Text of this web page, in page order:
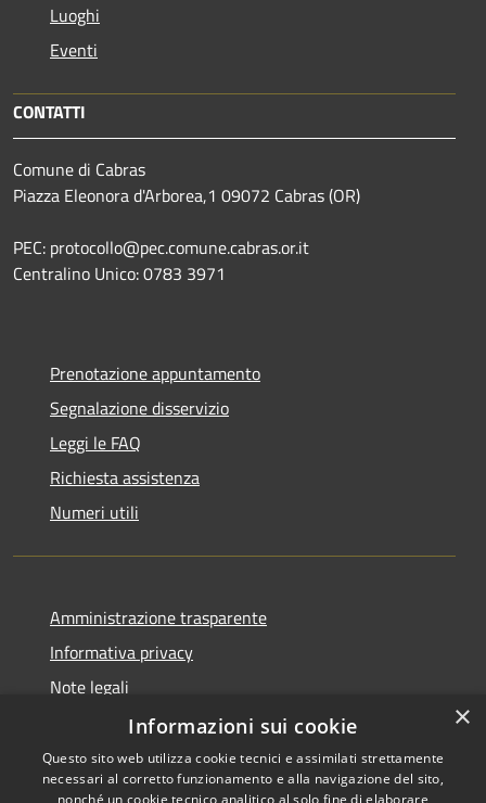
Luoghi
Eventi
CONTATTI
Comune di Cabras
Piazza Eleonora d'Arborea,1 09072 Cabras (OR)
PEC: protocollo@pec.comune.cabras.or.it
Centralino Unico: 0783 3971
Prenotazione appuntamento
Segnalazione disservizio
Leggi le FAQ
Richiesta assistenza
Numeri utili
Amministrazione trasparente
Informativa privacy
Note legali
Dichiarazione di accessibilità
×
Informazioni sui cookie
Questo sito web utilizza cookie tecnici e assimilati strettamente
necessari al corretto funzionamento e alla navigazione del sito,
nonché un cookie tecnico analitico al solo fine di elaborare